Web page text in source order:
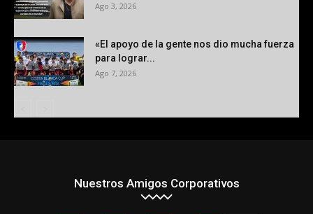
Ago 3, 2026
«El apoyo de la gente nos dio mucha fuerza
para lograr...
Ago 7, 2026
Nuestros Amigos Corporativos